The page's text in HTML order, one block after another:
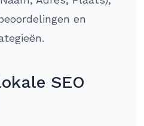
en
SEO